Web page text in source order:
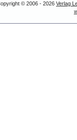
© 2006 - 2026 Verlag